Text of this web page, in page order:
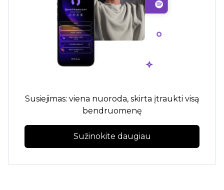
Susiejimas: viena nuoroda, skirta įtraukti visą
bendruomenę
Sužinokite daugiau